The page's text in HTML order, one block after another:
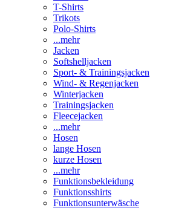
T-Shirts
Trikots
Polo-Shirts
...mehr
Jacken
Softshelljacken
Sport- & Trainingsjacken
Wind- & Regenjacken
Winterjacken
Trainingsjacken
Fleecejacken
...mehr
Hosen
lange Hosen
kurze Hosen
...mehr
Funktionsbekleidung
Funktionsshirts
Funktionsunterwäsche